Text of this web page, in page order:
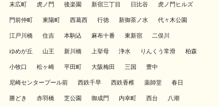
末広町 虎ノ門 後楽園 新宿三丁目 日比谷 虎ノ門ヒルズ
門前仲町 東陽町 西葛西 行徳 新御茶ノ水 代々木公園
江戸川橋 住吉 本駒込 麻布十番 東新宿 二俣川
ゆめが丘 山王 新川橋 上挙母 浄水 りんくう常滑 柏森
小牧口 松ヶ崎 平田町 大阪梅田 三国 豊中
尼崎センタープール前 西鉄千早 西鉄香椎 薬師堂 春日
勝どき 赤羽橋 芝公園 御成門 内幸町 西台 八潮